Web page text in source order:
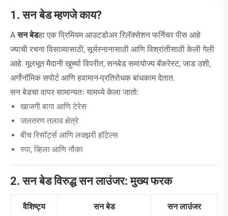
1. सन बेड म्हणजे काय?
Aसन बेडहा एक प्रिमियम आउटडोअर रिलॅक्सेशन फर्निचर पीस आहे
ज्याची रचना विसाव्यासाठी, सूर्यस्नानासाठी आणि विश्रांतीसाठी केली गेली
आहे. मूलभूत मैदानी खुर्च्या विपरीत, सनबेड समायोज्य बॅकरेस्ट, जाड उशी,
अर्गोनॉमिक सपोर्ट आणि हवामान-प्रतिरोधक बांधकाम देतात.
सन बेडचा वापर सामान्यतः यामध्ये केला जातो:
खाजगी बागा आणि टेरेस
जलतरण तलाव क्षेत्रे
बीच रिसॉर्ट्स आणि लक्झरी हॉटेल्स
स्पा, व्हिला आणि नौका
2. सन बेड विरुद्ध सन लाउंजर: मुख्य फरक
वैशिष्ट्य सन बेड सन लाउंजर